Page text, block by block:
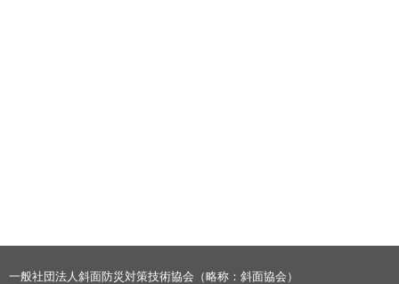
一般社団法人斜面防災対策技術協会（略称：斜面協会）